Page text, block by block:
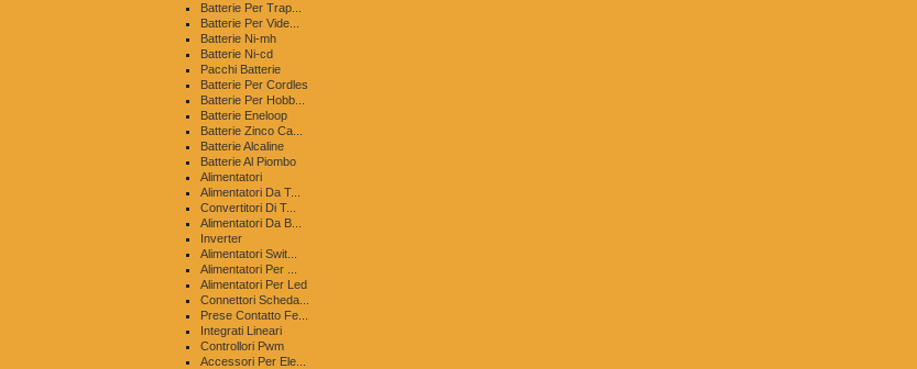
Batterie Per Trap...
Batterie Per Vide...
Batterie Ni-mh
Batterie Ni-cd
Pacchi Batterie
Batterie Per Cordles
Batterie Per Hobb...
Batterie Eneloop
Batterie Zinco Ca...
Batterie Alcaline
Batterie Al Piombo
Alimentatori
Alimentatori Da T...
Convertitori Di T...
Alimentatori Da B...
Inverter
Alimentatori Swit...
Alimentatori Per ...
Alimentatori Per Led
Connettori Scheda...
Prese Contatto Fe...
Integrati Lineari
Controllori Pwm
Accessori Per Ele...